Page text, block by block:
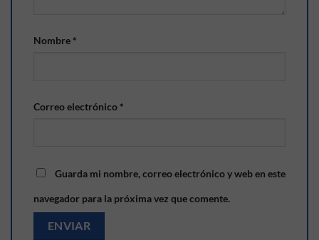
Nombre *
Correo electrónico *
Guarda mi nombre, correo electrónico y web en este
navegador para la próxima vez que comente.